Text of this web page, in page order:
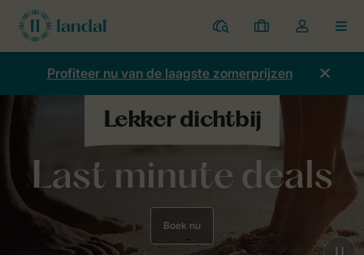
Parken
Mijn
boekingen
Open
de
dropdown
Profiteer nu van de laagste zomerprijzen
Last minute deals
Boek nu